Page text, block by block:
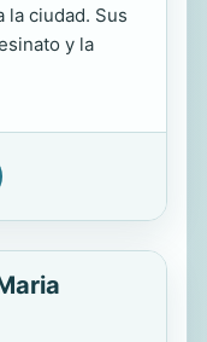
la ciudad. Sus
y la